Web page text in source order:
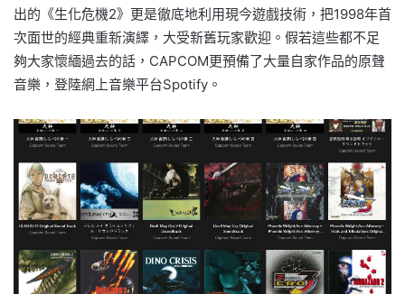
出的《生化危機2》更是徹底地利用現今遊戲技術，把1998年首
次面世的經典重新演繹，大受新舊玩家歡迎。假若這些都不足
夠大家懷緬過去的話，CAPCOM更預備了大量自家作品的原聲
音樂，登陸網上音樂平台Spotify。